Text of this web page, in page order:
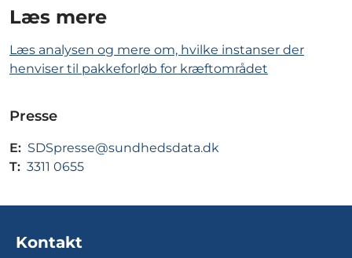
Læs mere
Læs analysen og mere om, hvilke instanser der
henviser til pakkeforløb for kræftområdet
Presse
E: SDSpresse@sundhedsdata.dk
T: 3311 0655
Kontakt